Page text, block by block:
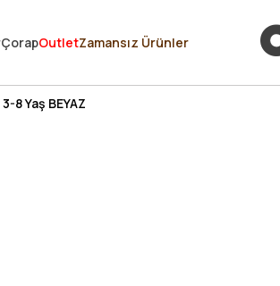
ÜRÜN
ÇorapOutletZamansız Ürünler
8 Yaş BEYAZ